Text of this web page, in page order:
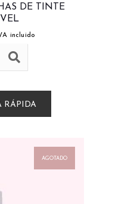
DE TINTE
incluido
RÁPIDA
AGOTADO